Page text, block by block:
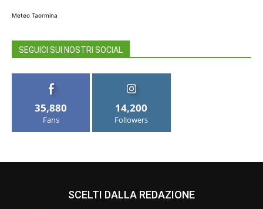
Meteo Taormina
SEGUICI SUI NOSTRI SOCIAL
35,880
Fans
14,200
Followers
SCELTI DALLA REDAZIONE